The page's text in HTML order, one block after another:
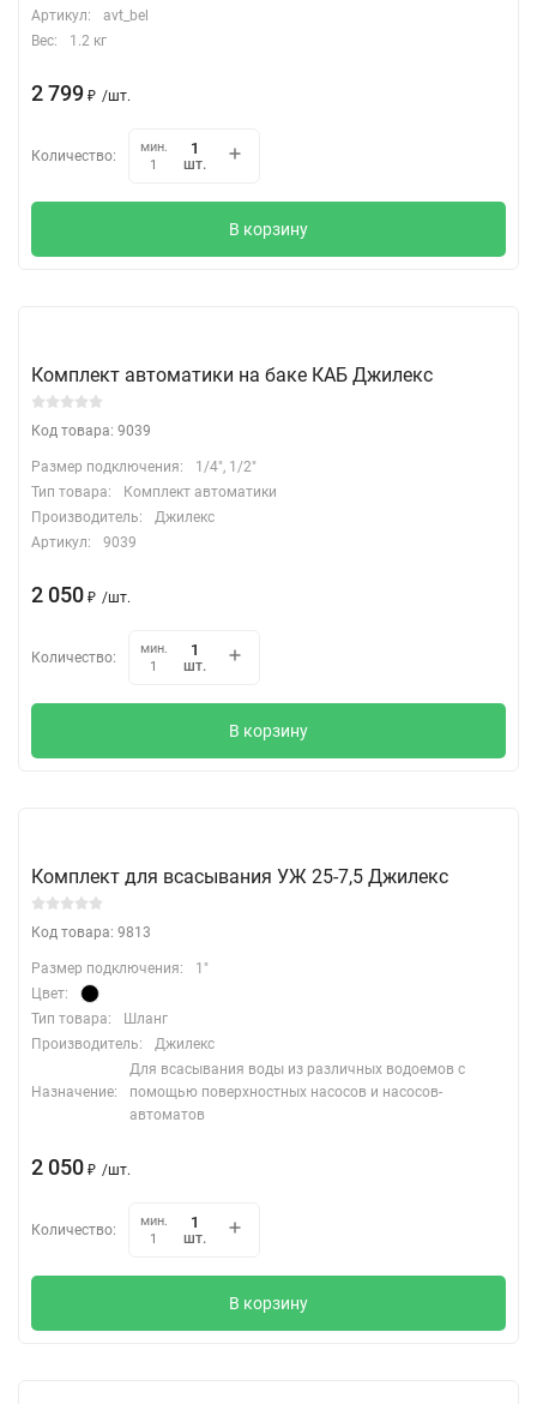
Артикул:
avt_bel
Вес:
1.2 кг
2 799 ₽ /шт.
Количество:
мин.
1
шт.
В корзину
Комплект автоматики на баке КАБ Джилекс
Код товара: 9039
Размер подключения:
1/4", 1/2"
Тип товара:
Комплект автоматики
Производитель:
Джилекс
Артикул:
9039
2 050 ₽ /шт.
Количество:
мин.
1
шт.
В корзину
Комплект для всасывания УЖ 25-7,5 Джилекс
Код товара: 9813
Размер подключения:
1"
Цвет:
Тип товара:
Шланг
Производитель:
Джилекс
Назначение:
Для всасывания воды из различных водоемов с
помощью поверхностных насосов и насосов-
автоматов
2 050 ₽ /шт.
Количество:
мин.
1
шт.
В корзину